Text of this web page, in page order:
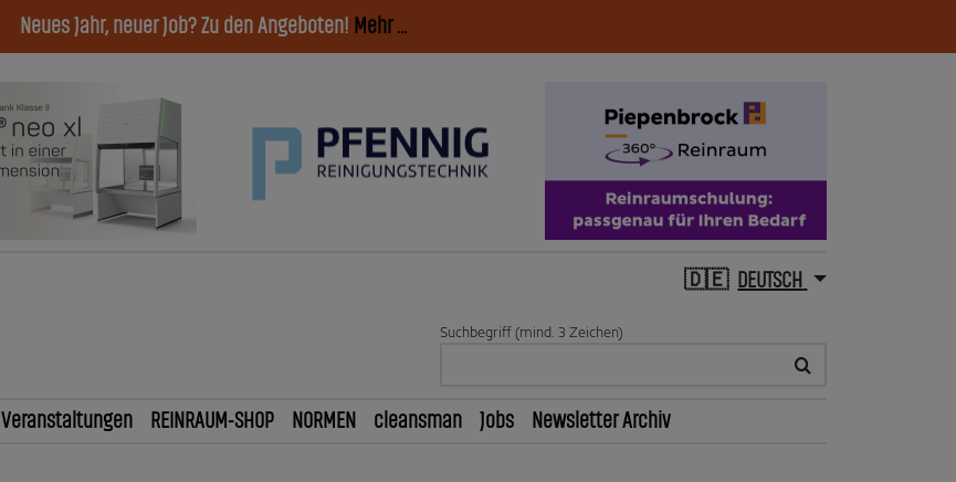
Neues Jahr, neuer Job? Zu den Angeboten! Mehr ...
DEUTSCH
Suchbegriff (mind. 3 Zeichen)
Veranstaltungen REINRAUM-SHOP NORMEN cleansman Jobs Newsletter Archiv